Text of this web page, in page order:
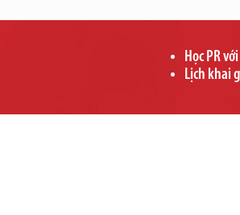
Học PR
Lịch khai